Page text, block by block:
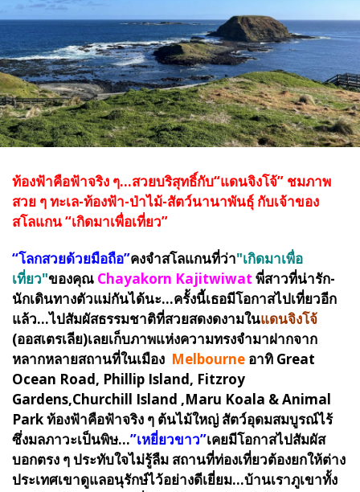
ท้องฟ้าคือฟ้าจริง ๆ...สวยบริสุทธิ์กับ“แดนจิงโจ้” ชมภาพ
สวย ๆ ทะเล-ท้องฟ้า-ป่าไม้-สัตว์นานาพันธุ์ กับเจ้าของ
สโลแกน “เกิดมาเพื่อเที่ยว”
“โลกสวยด้วยมือถือ”คงจำสโลแกนที่ว่า"เกิดมาเพื่อ
เที่ยว"ของคุณ Chayakorn Kajitwiwat พี่สาวที่น่ารัก-
นักเดินทางตัวแม่กันได้นะ...ครั้งนี้เธอมีโอกาสไปเที่ยวอีก
แล้ว...ไปสัมผัสธรรมชาติที่สวยสดงดงามในแดนจิงโจ้
(ออสเตรเลีย)เลยเก็บภาพแห่งความทรงจำมาฝากจาก
หลากหลายสถานที่ในเมือง Melbourne อาทิ Great
Ocean Road, Phillip Island, Fitzroy
Gardens,Churchill Island ,Maru Koala & Animal
Park ท้องฟ้าคือฟ้าจริง ๆ ต้นไม้ใหญ่ สัตว์อุดมสมบูรณ์ไร้
ซึ่งมลภาวะเป็นพิษ...”เหยี่ยวขาว”เคยมีโอกาสไปสัมผัส
บอกตรง ๆ ประทับใจไม่รู้ลืม สถานที่ท่องเที่ยวต้องยกให้ต่าง
ประเทศเขาดูแลอนุรักษ์ไว้อย่างดีเยี่ยม...บ้านเราภูเขาทั้ง